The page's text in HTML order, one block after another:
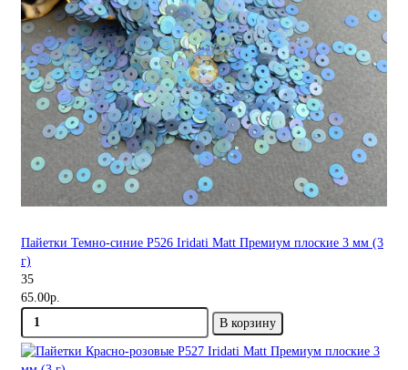
Пайетки Темно-синие P526 Iridati Matt Премиум плоские 3 мм (3
г)
35
65.00р.
В корзину